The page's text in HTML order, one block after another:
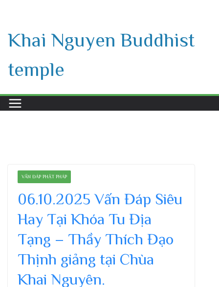
content
Khai Nguyen Buddhist
temple
VẤN ĐÁP PHẬT PHÁP
06.10.2025 Vấn Đáp Siêu
Hay Tại Khóa Tu Địa
Tạng – Thầy Thích Đạo
Thịnh giảng tại Chùa
Khai Nguyên.